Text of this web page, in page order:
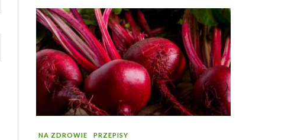
NA ZDROWIE PRZEPISY